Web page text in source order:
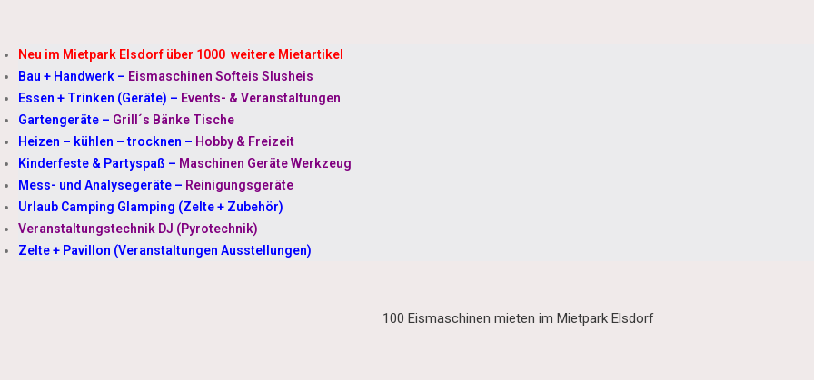
Neu im Mietpark Elsdorf über 1000 weitere Mietartikel
Bau + Handwerk – Eismaschinen Softeis Slusheis
Essen + Trinken (Geräte) – Events- & Veranstaltungen
Gartengeräte – Grill´s Bänke Tische
Heizen – kühlen – trocknen – Hobby & Freizeit
Kinderfeste & Partyspaß – Maschinen Geräte Werkzeug
Mess- und Analysegeräte – Reinigungsgeräte
Urlaub Camping Glamping (Zelte + Zubehör)
Veranstaltungstechnik DJ (Pyrotechnik)
Zelte + Pavillon (Veranstaltungen Ausstellungen)
100 Eismaschinen mieten im Mietpark Elsdorf